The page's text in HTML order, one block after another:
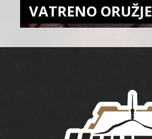
VATRENO ORUŽJE